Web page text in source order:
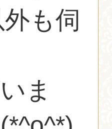
も伺
ま